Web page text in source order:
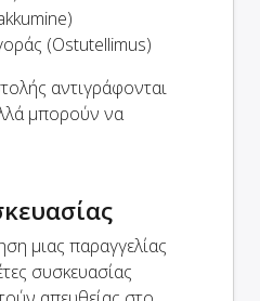
(Ostutellimus)
αντιγράφονται
μπορούν να
μιας παραγγελίας
συσκευασίας